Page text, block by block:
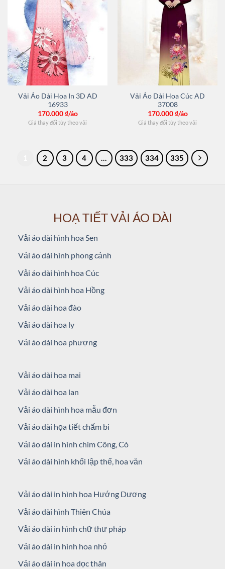
Vải Áo Dài Hoa In 3D AD
16933
170.000₫/áo
Giá thay đổi tùy theo vải
Vải Áo Dài Hoa Cúc AD
37008
170.000₫/áo
Giá thay đổi tùy theo vải
2 3 4 … 333 334 335
HOẠ TIẾT VẢI ÁO DÀI
Vải áo dài hình hoa Sen
Vải áo dài hình phong cảnh
Vải áo dài hình hoa Cúc
Vải áo dài hình hoa Hồng
Vải áo dài hoa đào
Vải áo dài hoa ly
Vải áo dài hoa phượng
Vải áo dài hoa mai
Vải áo dài hoa lan
Vải áo dài hình hoa mẫu đơn
Vải áo dài họa tiết chấm bi
Vải áo dài in hình chim Công, Cò
Vải áo dài hình khối lập thể, hoa văn
Vải áo dài in hình hoa Hướng Dương
Vải áo dài hình Thiên Chúa
Vải áo dài in hình chữ thư pháp
Vải áo dài in hình hoa nhỏ
Vải áo dài in hoa dọc thân